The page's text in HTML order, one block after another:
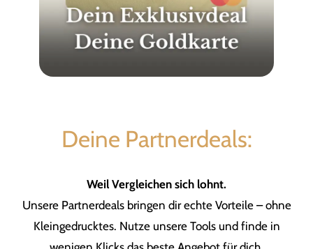
Deine Partnerdeals:
Weil Vergleichen sich lohnt.
Unsere Partnerdeals bringen dir echte Vorteile – ohne
Kleingedrucktes. Nutze unsere Tools und finde in